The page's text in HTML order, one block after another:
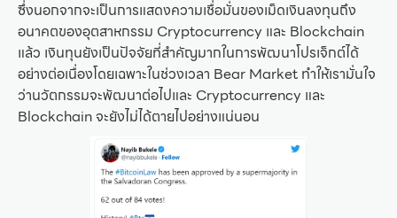
ซึ่งนอกจากจะเป็นการแสดงความเชื่อมั่นของเม็ดเงินลงทุนถึง
อนาคตของอุตสาหกรรม Cryptocurrency และ Blockchain
แล้ว เงินทุนยังเป็นปัจจัยที่สำคัญมากในการพัฒนาโปรเจ็กต์ได้
อย่างต่อเนื่องโดยเฉพาะในช่วงเวลา Bear Market ทำให้เรามั่นใจ
ว่านวัตกรรมจะพัฒนาต่อไปและ Cryptocurrency และ
Blockchain จะยังไม่ได้ตายไปอย่างแน่นอน